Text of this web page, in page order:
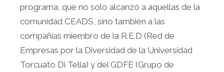
programa, que no solo alcanzó a aquellas de la
comunidad CEADS, sino también a las
compañías miembro de la R.E.D (Red de
Empresas por la Diversidad de la Universidad
Torcuato Di Tella) y del GDFE (Grupo de